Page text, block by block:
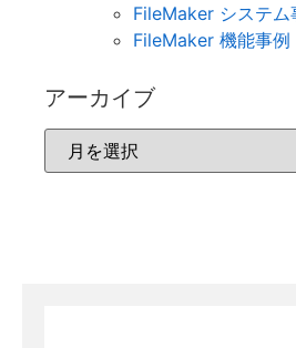
FileMaker システム
FileMaker 機能事例
アーカイブ